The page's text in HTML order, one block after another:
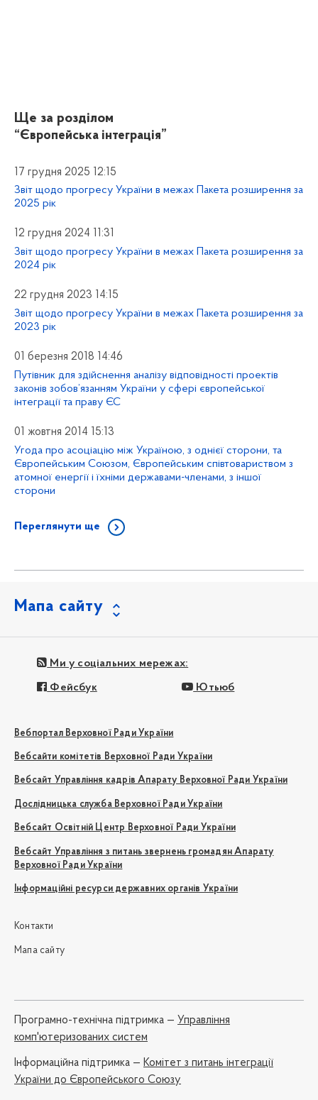
Ще за розділом
“Європейська інтеграція”
17 грудня 2025 12:15
Звіт щодо прогресу України в межах Пакета розширення за
2025 рік
12 грудня 2024 11:31
Звіт щодо прогресу України в межах Пакета розширення за
2024 рік
22 грудня 2023 14:15
Звіт щодо прогресу України в межах Пакета розширення за
2023 рік
01 березня 2018 14:46
Путівник для здійснення аналізу відповідності проектів
законів зобов’язанням України у сфері європейської
інтеграції та праву ЄС
01 жовтня 2014 15:13
Угода про асоціацію між Україною, з однієї сторони, та
Європейським Союзом, Європейським співтовариством з
атомної енергії і їхніми державами-членами, з іншої
сторони
Переглянути ще
Мапа сайту
Ми у соціальних мережах:
Фейсбук Ютьюб
Вебпортал Верховної Ради України
Вебсайти комітетів Верховної Ради України
Вебсайт Управління кадрів Апарату Верховної Ради України
Дослідницька служба Верховної Ради України
Вебсайт Освітній Центр Верховної Ради України
Вебсайт Управління з питань звернень громадян Апарату
Верховної Ради України
Інформаційні ресурси державних органів України
Контакти
Мапа сайту
Програмно-технічна підтримка — Управління
комп'ютеризованих систем
Iнформаційна підтримка — Комітет з питань інтеграції
України до Європейського Союзу